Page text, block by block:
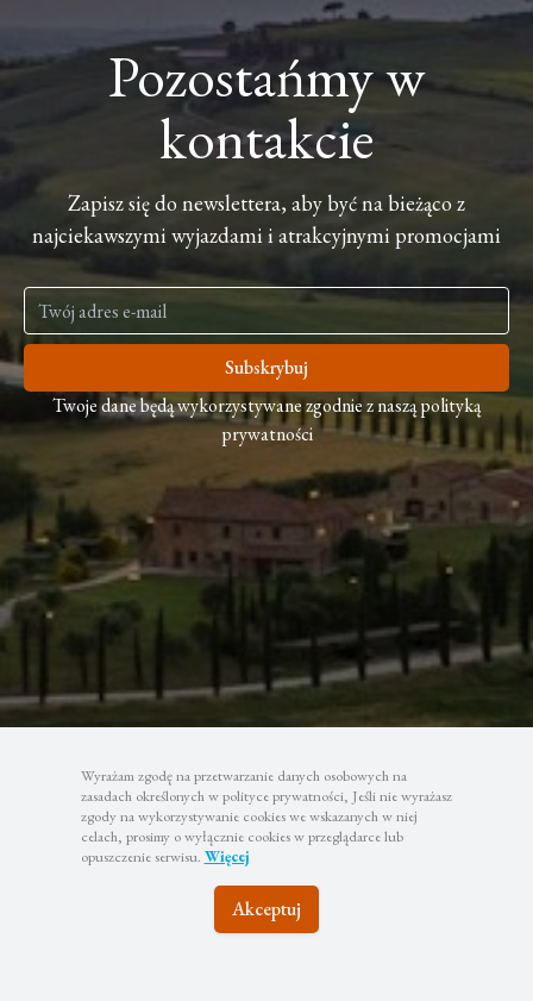
Wyrażam zgodę na przetwarzanie danych osobowych na
zasadach określonych w polityce prywatności, Jeśli nie wyrażasz
zgody na wykorzystywanie cookies we wskazanych w niej
celach, prosimy o wyłącznie cookies w przeglądarce lub
opuszczenie serwisu. Więcej
Akceptuj
Pozostańmy w
kontakcie
Zapisz się do newslettera, aby być na bieżąco z
najciekawszymi wyjazdami i atrakcyjnymi promocjami
Subskrybuj
Twoje dane będą wykorzystywane zgodnie z naszą polityką
prywatności